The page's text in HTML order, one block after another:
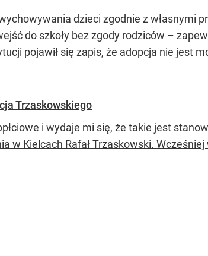
dzieci zgodnie z własnymi
do szkoły bez zgody rodziców –
pojawił się zapis, że adopcja nie jest
Trzaskowskiego
i wydaje mi się, że takie jest
w Kielcach Rafał Trzaskowski.